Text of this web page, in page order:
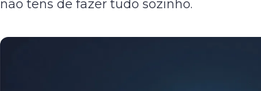
não tens de fazer tudo sozinho.